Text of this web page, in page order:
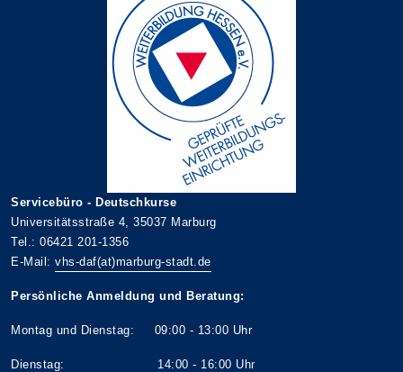
Servicebüro - Deutschkurse
Universitätsstraße 4, 35037 Marburg
Tel.: 06421 201-1356
E-Mail: vhs-daf(at)marburg-stadt.de
Persönliche Anmeldung und Beratung:
Montag und Dienstag: 09:00 - 13:00 Uhr
Dienstag: 14:00 - 16:00 Uhr